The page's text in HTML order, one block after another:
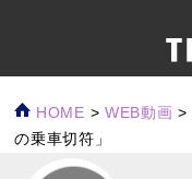
HOME > WEB動画 >
の乗車切符」